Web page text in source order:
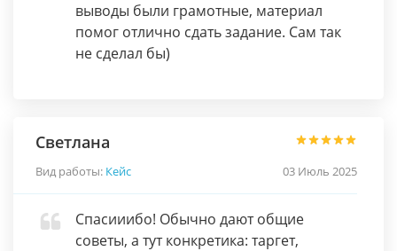
выводы были грамотные, материал
помог отлично сдать задание. Сам так
не сделал бы)
Светлана
Вид работы: Кейс 03 Июль 2025
Спасииибо! Обычно дают общие
советы, а тут конкретика: таргет,